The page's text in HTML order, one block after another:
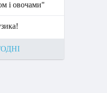
і овочами"